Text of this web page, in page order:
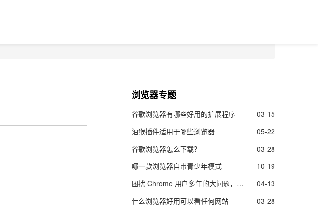
浏览器专题
谷歌浏览器有哪些好用的扩展程序
03-15
油猴插件适用于哪些浏览器
05-22
谷歌浏览器怎么下载？
03-28
哪一款浏览器自带青少年模式
10-19
困扰 Chrome 用户多年的大问题，终于要解决了！
04-13
什么浏览器好用可以看任何网站
03-28